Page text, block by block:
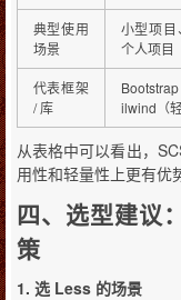
典型使用
场景
小型项目
个人项目
代表框架
/ 库
ilwind（
从表格中可以看出，
用性和轻量性上更有优
四、选型建议
策
1. 选 Less 的场景